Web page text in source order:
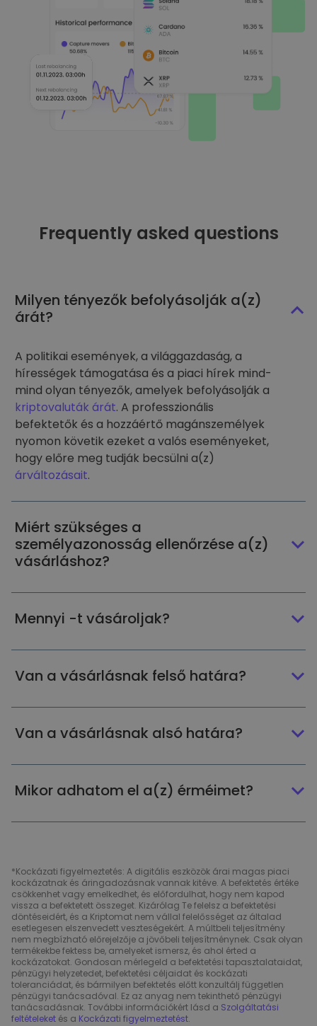
Frequently asked questions
Milyen tényezők befolyásolják a(z)
árát?
A politikai események, a világgazdaság, a
hírességek támogatása és a piaci hírek mind-
mind olyan tényezők, amelyek befolyásolják a
kriptovaluták árát. A professzionális
befektetők és a hozzáértő magánszemélyek
nyomon követik ezeket a valós eseményeket,
hogy előre meg tudják becsülni a(z)
árváltozásait.
Miért szükséges a
személyazonosság ellenőrzése a(z)
vásárláshoz?
Mennyi -t vásároljak?
Van a vásárlásnak felső határa?
Van a vásárlásnak alsó határa?
Mikor adhatom el a(z) érméimet?
*Kockázati figyelmeztetés: A digitális eszközök árai magas piaci
kockázatnak és áringadozásnak vannak kitéve. A befektetés értéke
csökkenhet vagy emelkedhet, és előfordulhat, hogy nem kapod
vissza a befektetett összeget. Kizárólag Te felelsz a befektetési
döntéseidért, és a Kriptomat nem vállal felelősséget az általad
esetlegesen elszenvedett veszteségekért. A múltbeli teljesítmény
nem megbízható előrejelzője a jövőbeli teljesítménynek. Csak olyan
termékekbe fektess be, amelyeket ismersz, és ahol érted a
kockázatokat. Gondosan mérlegeld a befektetési tapasztalataidat,
pénzügyi helyzetedet, befektetési céljaidat és kockázati
toleranciádat, és bármilyen befektetés előtt konzultálj független
pénzügyi tanácsadóval. Ez az anyag nem tekinthető pénzügyi
tanácsadásnak. További információkért lásd a Szolgáltatási
feltételeket és a Kockázati figyelmeztetést.